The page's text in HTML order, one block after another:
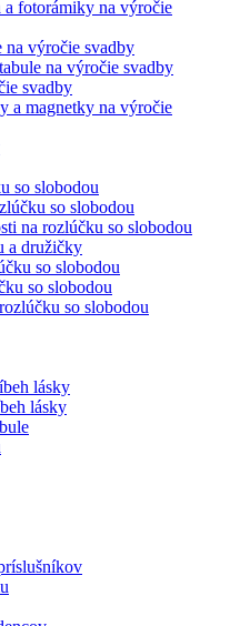
fotorámiky na výročie
na výročie svadby
na výročie svadby
svadby
a magnetky na výročie
so slobodou
so slobodou
na rozlúčku so slobodou
a družičky
so slobodou
so slobodou
so slobodou
lásky
lásky